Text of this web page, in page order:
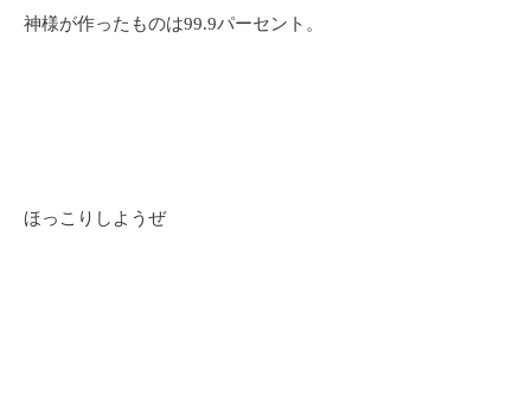
神様が作ったものは99.9パーセント。
ほっこりしようぜ